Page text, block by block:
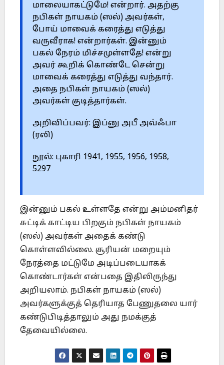
மாலையாகட்டுமே! என்றார். அதற்கு
நபிகள் நாயகம் (ஸல்) அவர்கள்,
போய் மாவைக் கரைத்து எடுத்து
வருவீராக! என்றார்கள். இன்னும்
பகல் நேரம் மிச்சமுள்ளதே! என்று
அவர் கூறிக் கொண்டே சென்று
மாவைக் கரைத்து எடுத்து வந்தார்.
அதை நபிகள் நாயகம் (ஸல்)
அவர்கள் குடித்தார்கள்.
அறிவிப்பவர்: இப்னு அபீ அவ்ஃபா
(ரலி)
நூல்: புகாரி 1941, 1955, 1956, 1958,
5297
இன்னும் பகல் உள்ளதே என்று அம்மனிதர்
சுட்டிக் காட்டிய பிறகும் நபிகள் நாயகம்
(ஸல்) அவர்கள் அதைக் கண்டு
கொள்ளவில்லை. சூரியன் மறையும்
நேரத்தை மட்டுமே அடிப்படையாகக்
கொண்டார்கள் என்பதை இதிலிருந்து
அறியலாம். நபிகள் நாயகம் (ஸல்)
அவர்களுக்குத் தெரியாத பேணுதலை யார்
கண்டுபிடித்தாலும் அது நமக்குத்
தேவையில்லை.